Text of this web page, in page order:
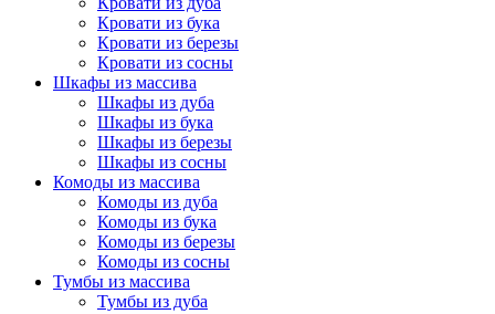
Кровати из бука
Кровати из березы
Кровати из сосны
Шкафы из массива
Шкафы из дуба
Шкафы из бука
Шкафы из березы
Шкафы из сосны
Комоды из массива
Комоды из дуба
Комоды из бука
Комоды из березы
Комоды из сосны
Тумбы из массива
Тумбы из дуба